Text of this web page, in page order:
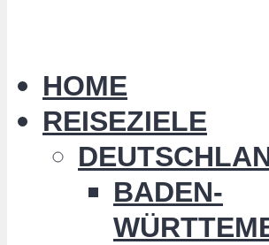
HOME
REISEZIELE
BADEN-